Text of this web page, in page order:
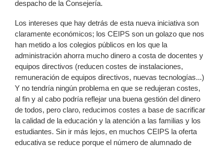
despacho de la Consejería.
Los intereses que hay detrás de esta nueva iniciativa son
claramente económicos; los CEIPS son un golazo que nos
han metido a los colegios públicos en los que la
administración ahorra mucho dinero a costa de docentes y
equipos directivos (reducen costes de instalaciones,
remuneración de equipos directivos, nuevas tecnologías...)
Y no tendría ningún problema en que se redujeran costes,
al fin y al cabo podría reflejar una buena gestión del dinero
de todos, pero claro, reducimos costes a base de sacrificar
la calidad de la educación y la atención a las familias y los
estudiantes. Sin ir más lejos, en muchos CEIPS la oferta
educativa se reduce porque el número de alumnado de